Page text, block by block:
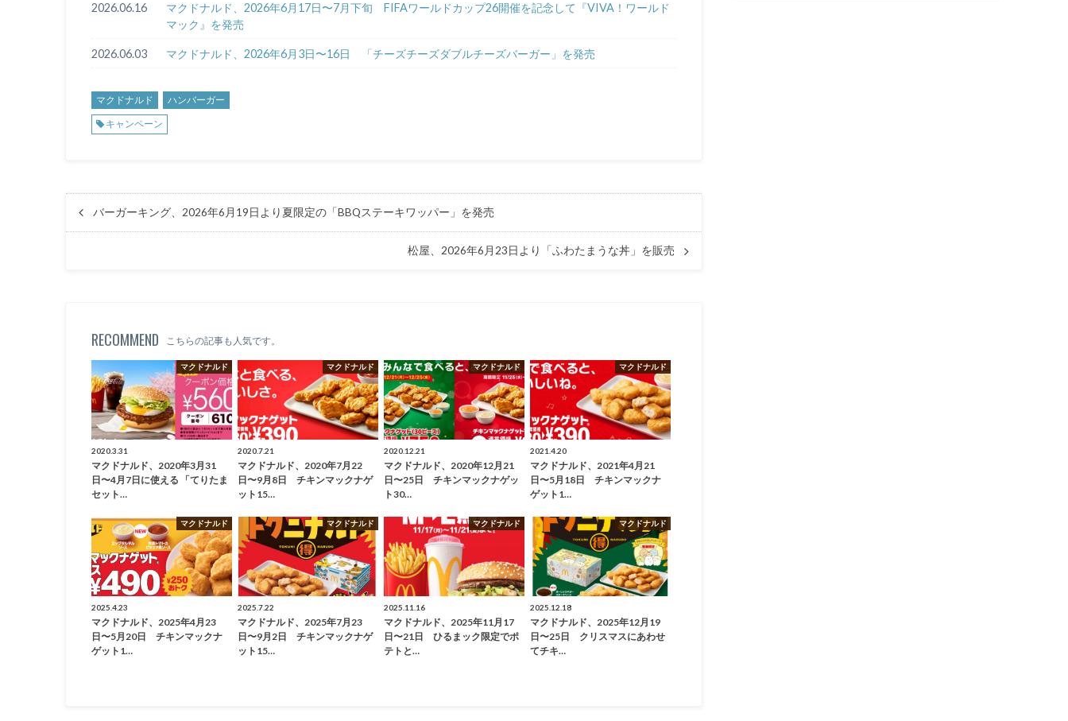
2026.06.16
マクドナルド、2026年6月17日〜7月下旬 FIFAワールドカップ26開催を記念して『VIVA！ワールド
マック』を発売
2026.06.03 マクドナルド、2026年6月3日〜16日 「チーズチーズダブルチーズバーガー」を発売
マクドナルド
ハンバーガー
キャンペーン
バーガーキング、2026年6月19日より夏限定の「BBQステーキワッパー」を発売
松屋、2026年6月23日より「ふわたまうな丼」を販売
RECOMMEND こちらの記事も人気です。
マクドナルド
2020.3.31
マクドナルド、2020年3月31
日〜4月7日に使える 「てりたま
セット…
マクドナルド
2020.7.21
マクドナルド、2020年7月22
日〜9月8日 チキンマックナゲ
ット15…
マクドナルド
2020.12.21
マクドナルド、2020年12月21
日〜25日 チキンマックナゲッ
ト30…
マクドナルド
2021.4.20
マクドナルド、2021年4月21
日〜5月18日 チキンマックナ
ゲット1…
マクドナルド
2025.4.23
マクドナルド、2025年4月23
日〜5月20日 チキンマックナ
ゲット1…
マクドナルド
2025.7.22
マクドナルド、2025年7月23
日〜9月2日 チキンマックナゲ
ット15…
マクドナルド
2025.11.16
マクドナルド、2025年11月17
日〜21日 ひるまック限定でポ
テトと…
マクドナルド
2025.12.18
マクドナルド、2025年12月19
日〜25日 クリスマスにあわせ
てチキ…